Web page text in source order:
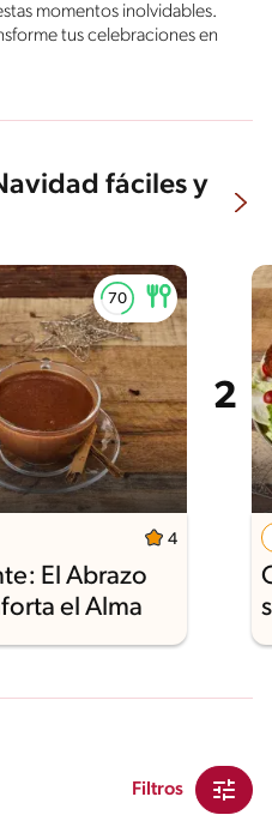
momentos inolvidables.
tus celebraciones en
fáciles y
4
El Abrazo
el Alma
Filtros